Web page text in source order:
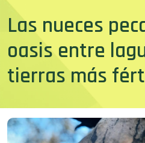
Las nueces
oasis entre
tierras más